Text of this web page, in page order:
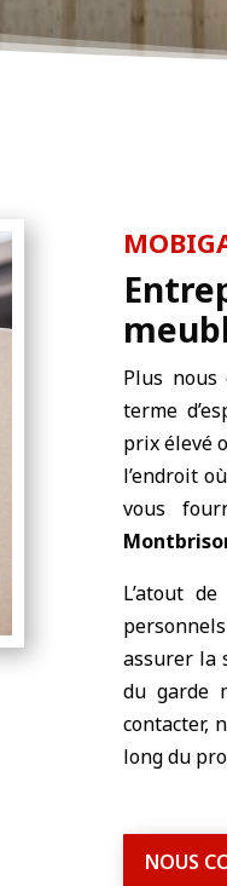
Plus
terme
prix élevé
l’endroit
vous
L’atout
assurer la
du garde
contacter,
long du
NOUS